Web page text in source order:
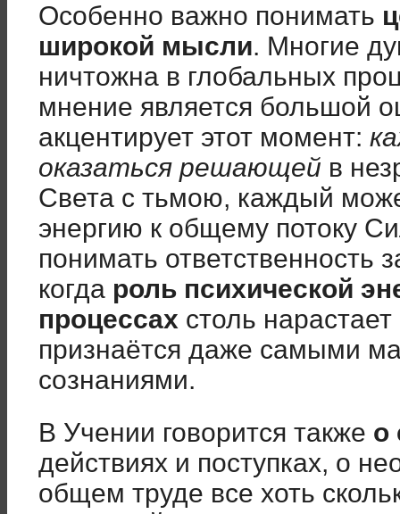
Особенно важно понимать
широкой мысли. Многие
ничтожна в глобальных
мнение является большой
акцентирует этот момент:
оказаться решающей в
Света с тьмою, каждый
энергию к общему потоку
понимать ответственность
когда роль психической
процессах столь
признаётся даже самыми
сознаниями.
В Учении говорится также о
действиях и поступках, о
общем труде все хоть